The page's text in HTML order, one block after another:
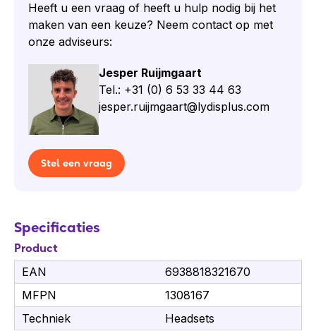
hoogwaardige geluidskwaliteit
Inhoud van de doos
USB C/A-adapter
USB-C naar USB-C-kabel
Draagtas
Quick Start Guide
Yealink
bekend om innovatieve en hoogwaardige VoIP-
technologie. De USP's omvatten betrouwbare
prestaties, geavanceerde technologieën en
gebruiksvriendelijkheid. De Yealink UH46 is een
professionele headset met 3-microfoon noise-
cancelling technologie, ideaal voor heldere
gesprekken in drukke omgevingen.
Heeft u een vraag of heeft u hulp nodig bij het
maken van een keuze? Neem contact op met
onze adviseurs:
Jesper Ruijmgaart
Tel.: +31 (0) 6 53 33 44 63
jesper.ruijmgaart@lydisplus.com
Stel een vraag
Specificaties
Product
EAN
6938818321670
MFPN
1308167
Techniek
Headsets